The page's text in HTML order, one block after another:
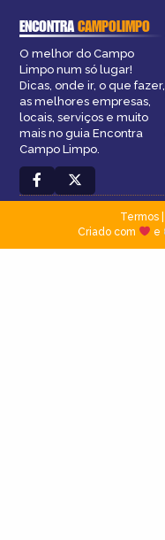
ENCONTRACAMPOLIMPO
O melhor do Campo
Limpo num só lugar!
Dicas, onde ir, o que fazer,
as melhores empresas,
locais, serviços e muito
mais no guia Encontra
Campo Limpo.
Termos|
Criado com
e